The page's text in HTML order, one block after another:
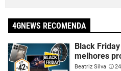
4GNEWS RECOMENDA
Black
melhores
Beatriz Silva